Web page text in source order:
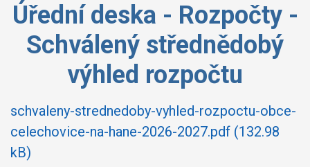
Úřední deska - Rozpočty -
Schválený střednědobý
výhled rozpočtu
schvaleny-strednedoby-vyhled-rozpoctu-obce-
celechovice-na-hane-2026-2027.pdf (132.98
kB)